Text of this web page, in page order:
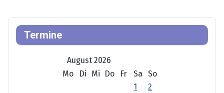
Termine
August 2026
Mo
Di Mi Do Fr Sa
So
1
2